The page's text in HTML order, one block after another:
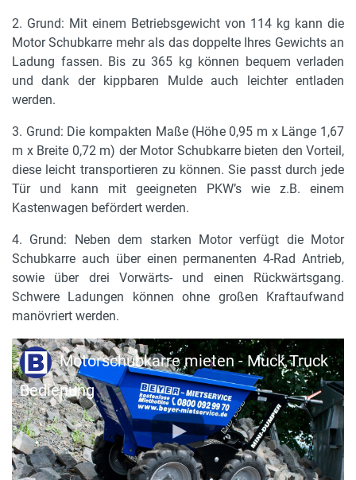
2. Grund: Mit einem Betriebsgewicht von 114 kg kann die
Motor Schubkarre mehr als das doppelte Ihres Gewichts an
Ladung fassen. Bis zu 365 kg können bequem verladen
und dank der kippbaren Mulde auch leichter entladen
werden.
3. Grund: Die kompakten Maße (Höhe 0,95 m x Länge 1,67
m x Breite 0,72 m) der Motor Schubkarre bieten den Vorteil,
diese leicht transportieren zu können. Sie passt durch jede
Tür und kann mit geeigneten PKW’s wie z.B. einem
Kastenwagen befördert werden.
4. Grund: Neben dem starken Motor verfügt die Motor
Schubkarre auch über einen permanenten 4-Rad Antrieb,
sowie über drei Vorwärts- und einen Rückwärtsgang.
Schwere Ladungen können ohne großen Kraftaufwand
manövriert werden.
Motorschubkarre mieten - Muck Truck
Bedienung